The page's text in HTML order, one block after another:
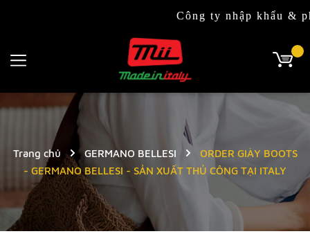
Công ty nhập khẩu & phân
Trang chủ GERMANO BELLESI
ORDER GIÀY BOOTS
- GERMANO BELLESI - SẢN XUẤT THỦ CÔNG TẠI ITALY